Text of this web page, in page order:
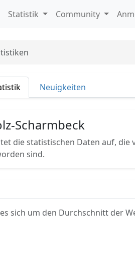
Statistik Community
Neuigkeiten
Scharmbeck
die statistischen Daten auf,
sind.
sich um den Durchschnitt der